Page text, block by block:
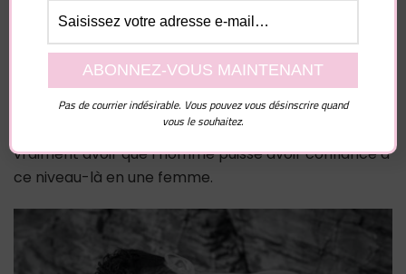
homme soit fidèle, etc. C’est encore plus important
avoir confiance, qu’il puisse tourner le dos sans se
dire peut-être qu’elle va baiser avec un autre
homme si je pars une semaine en vacances ou une
semaine en déplacements pour le travail. Il faut
vraiment avoir que l’homme puisse avoir confiance à
ce niveau-là en une femme.
Pas de courrier indésirable. Vous pouvez vous désinscrire quand
vous le souhaitez.